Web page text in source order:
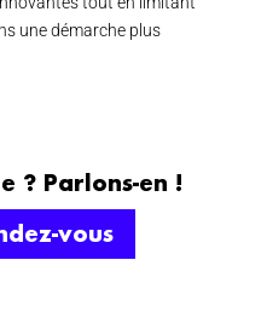
une démarche plus
? Parlons-en !
vous